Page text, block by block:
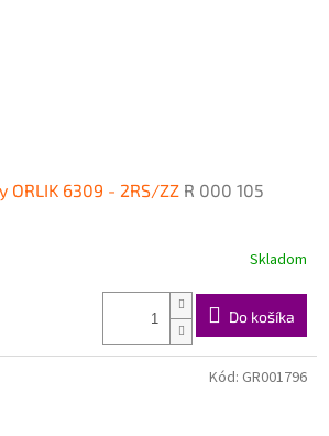
ORLIK 6309 - 2RS/ZZ R 000 105
Skladom
Do košíka
Kód: GR001796